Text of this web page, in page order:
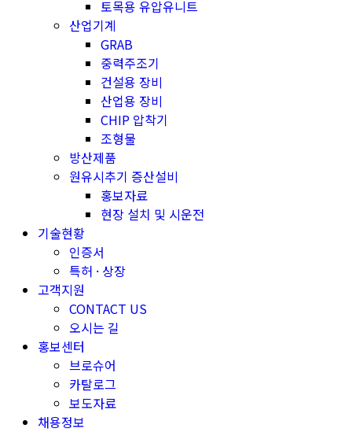
토목용 유압유니트
산업기계
GRAB
중력주조기
건설용 장비
산업용 장비
CHIP 압착기
조형물
방산제품
원유시추기 증산설비
홍보자료
현장 설치 및 시운전
기술현황
인증서
특허 · 상장
고객지원
CONTACT US
오시는 길
홍보센터
브로슈어
카탈로그
보도자료
채용정보